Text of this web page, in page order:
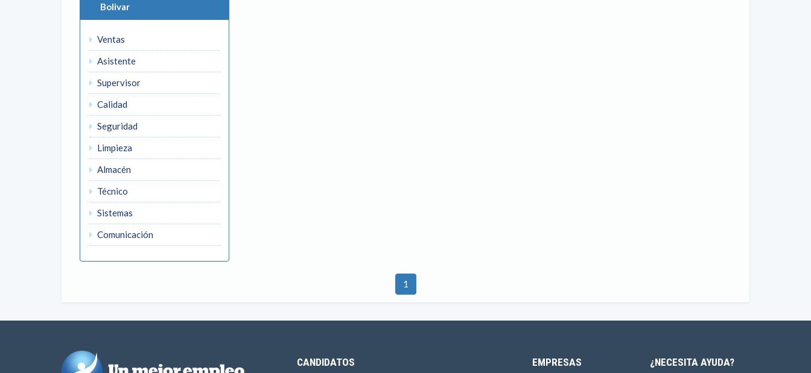
Bolivar
Ventas
Asistente
Supervisor
Calidad
Seguridad
Limpieza
Almacén
Técnico
Sistemas
Comunicación
1
CANDIDATOS EMPRESAS ¿NECESITA AYUDA?